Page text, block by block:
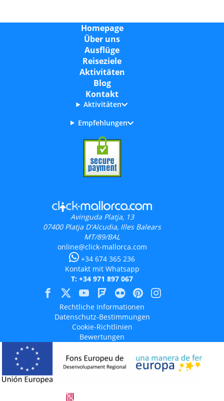
Homepage
Über uns
Ausflüge
Reiseziele
Aktivitäten
Blog
Kontakt
Aktivitäten
Empfehlungen
Avinguda Platja, 13
07400 Platja D'Alcudia, Illes Balears
MT/89/BAL
online@click-mallorca.com
+34 674 365 236
Kontakt mit Whatsapp
T: +34 971 897 067
Rechtliche Informationen
Datenschutz-Bestimmungen
Cookie-Richtlinien
Bewertungen